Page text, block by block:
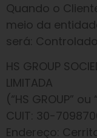
Quando o
meio da
será:
HS GROUP
LIMITADA
(“HS GROUP” ou
CUIT: 30-
Endereço: